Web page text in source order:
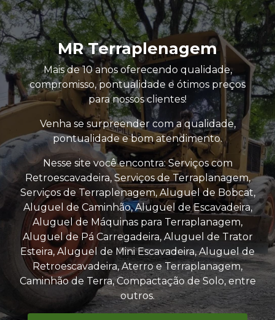
MR Terraplenagem
Mais de 10 anos oferecendo qualidade,
compromisso, pontualidade e ótimos preços
para nossos clientes!
Venha se surpreender com a qualidade,
pontualidade e bom atendimento.
Nesse site você encontra: Serviços com
Retroescavadeira, Serviços de Terraplanagem,
Serviços de Terraplenagem, Aluguel de Bobcat,
Aluguel de Caminhão, Aluguel de Escavadeira,
Aluguel de Máquinas para Terraplanagem,
Aluguel de Pá Carregadeira, Aluguel de Trator
Esteira, Aluguel de Mini Escavadeira, Aluguel de
Retroescavadeira, Aterro e Terraplanagem,
Caminhão de Terra, Compactação de Solo, entre
outros.